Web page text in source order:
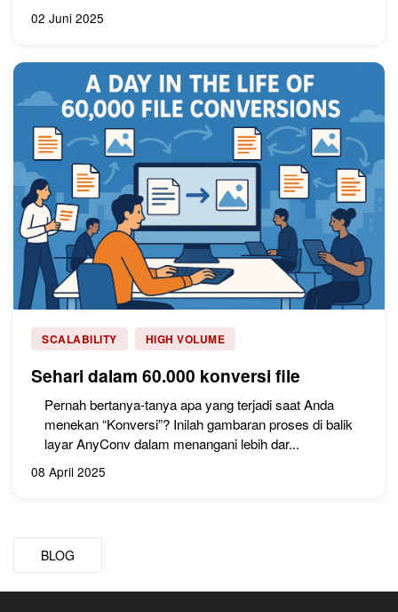
02 Juni 2025
SCALABILITY HIGH VOLUME
Sehari dalam 60.000 konversi file
Pernah bertanya-tanya apa yang terjadi saat Anda
menekan “Konversi”? Inilah gambaran proses di balik
layar AnyConv dalam menangani lebih dar...
08 April 2025
BLOG